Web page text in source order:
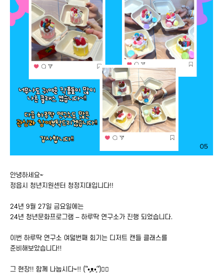
안녕하세요~
정읍시 청년지원센터 청정지대입니다!!
24년 9월 27일 금요일에는
24년 청년문화프로그램 – 하루딱 연구소가 진행 되었습니다.
이번 하루딱 연구소 여덟번째 회기는 디저트 캔들 클래스를
준비해보았습니다!!
그 현장!! 함께 나눕시다~!! (՞•͈ᴥ•͈՞)♡⃛